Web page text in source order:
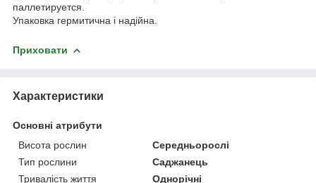
паллетируется.
Упаковка гермитична і надійна.
Приховати
Характеристики
Основні атрибути
Висота рослин
Середньорослі
Тип рослини
Саджанець
Тривалість життя
Однорічні